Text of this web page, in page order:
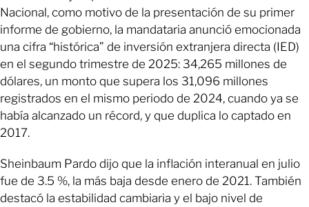
Nacional, como motivo de la presentación de su primer
informe de gobierno, la mandataria anunció emocionada
una cifra “histórica” de inversión extranjera directa (IED)
en el segundo trimestre de 2025: 34,265 millones de
dólares, un monto que supera los 31,096 millones
registrados en el mismo periodo de 2024, cuando ya se
había alcanzado un récord, y que duplica lo captado en
2017.
Sheinbaum Pardo dijo que la inflación interanual en julio
fue de 3.5 %, la más baja desde enero de 2021. También
destacó la estabilidad cambiaria y el bajo nivel de